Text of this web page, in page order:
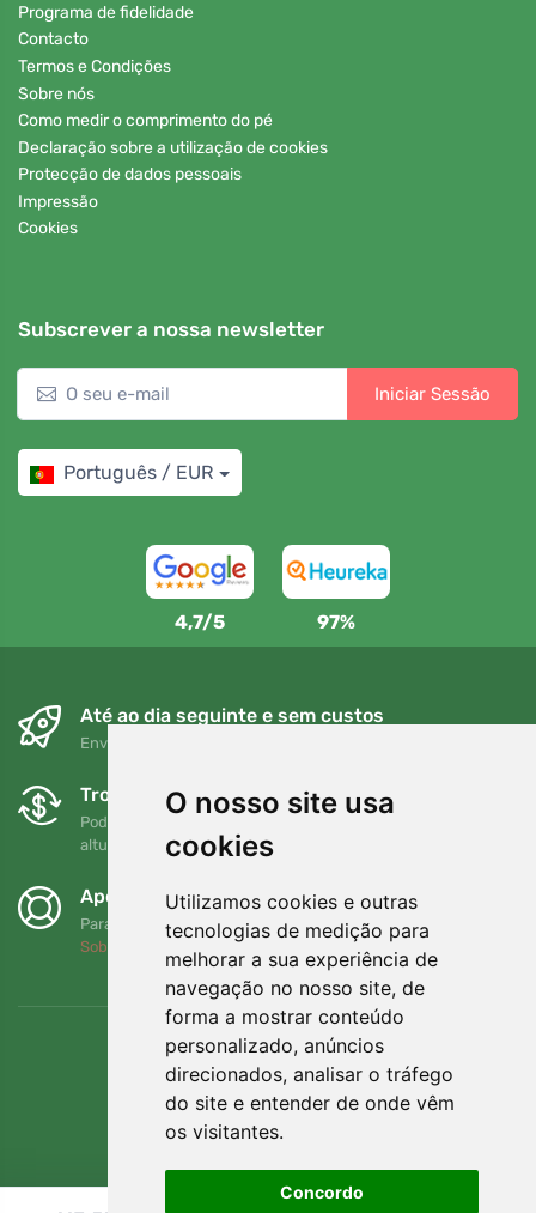
O nosso site usa
cookies
Utilizamos cookies e outras
tecnologias de medição para
melhorar a sua experiência de
navegação no nosso site, de
forma a mostrar conteúdo
personalizado, anúncios
direcionados, analisar o tráfego
do site e entender de onde vêm
os visitantes.
Concordo
Programa de fidelidade
Contacto
Termos e Condições
Sobre nós
Como medir o comprimento do pé
Declaração sobre a utilização de cookies
Protecção de dados pessoais
Impressão
Cookies
Subscrever a nossa newsletter
Iniciar Sessão
Português / EUR
4,7/5 97%
Até ao dia seguinte e sem custos
Envio gratuito para encomendas superiores a 80 EUR
Trocas e devoluções gratuitas
Pode devolver ou trocar a sua encomenda em qualquer
altura no prazo de 90 dias
Apoiamos a Trees.org
Para cada encomenda plantamos uma árvore! Leia mais
Sobre nós